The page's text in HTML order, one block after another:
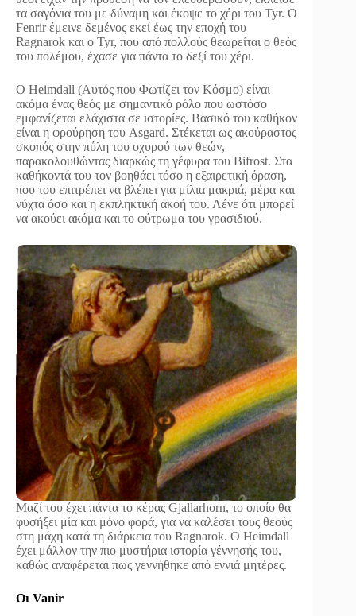
τα σαγόνια του με δύναμη και έκοψε το χέρι του Tyr. Ο
Fenrir έμεινε δεμένος εκεί έως την εποχή του
Ragnarok και ο Tyr, που από πολλούς θεωρείται ο θεός
του πολέμου, έχασε για πάντα το δεξί του χέρι.
Ο Heimdall (Αυτός που Φωτίζει τον Κόσμο) είναι
ακόμα ένας θεός με σημαντικό ρόλο που ωστόσο
εμφανίζεται ελάχιστα σε ιστορίες. Βασικό του καθήκον
είναι η φρούρηση του Asgard. Στέκεται ως ακούραστος
σκοπός στην πύλη του οχυρού των θεών,
παρακολουθώντας διαρκώς τη γέφυρα του Bifrost. Στα
καθήκοντά του τον βοηθάει τόσο η εξαιρετική όραση,
που του επιτρέπει να βλέπει για μίλια μακριά, μέρα και
νύχτα όσο και η εκπληκτική ακοή του. Λένε ότι μπορεί
να ακούει ακόμα και το φύτρωμα του γρασιδιού.
Μαζί του έχει πάντα το κέρας Gjallarhorn, το οποίο θα
φυσήξει μία και μόνο φορά, για να καλέσει τους θεούς
στη μάχη κατά τη διάρκεια του Ragnarok. Ο Heimdall
έχει μάλλον την πιο μυστήρια ιστορία γέννησής του,
καθώς αναφέρεται πως γεννήθηκε από εννιά μητέρες.
Οι Vanir